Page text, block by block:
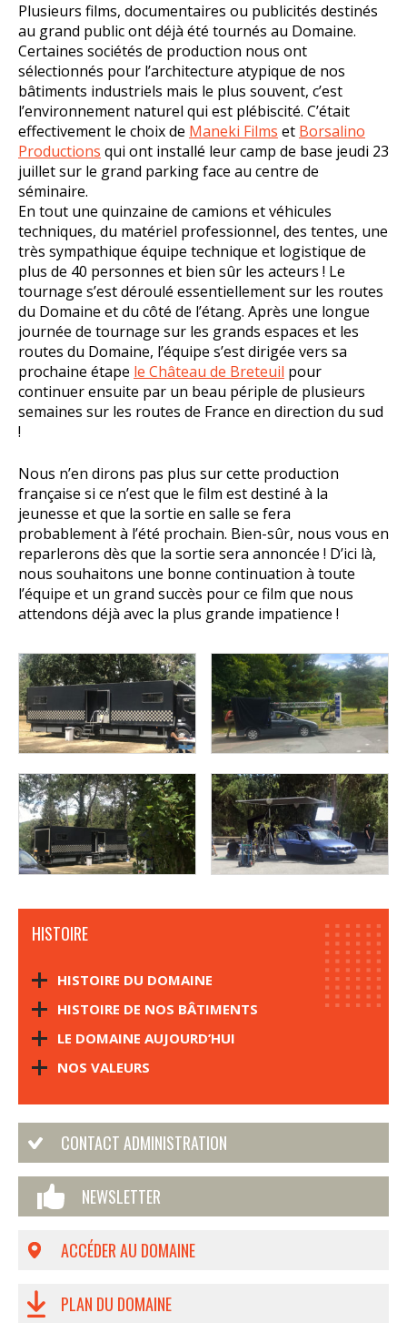
Plusieurs films, documentaires ou publicités destinés
au grand public ont déjà été tournés au Domaine.
Certaines sociétés de production nous ont
sélectionnés pour l’architecture atypique de nos
bâtiments industriels mais le plus souvent, c’est
l’environnement naturel qui est plébiscité. C’était
effectivement le choix de Maneki Films et Borsalino
Productions qui ont installé leur camp de base jeudi 23
juillet sur le grand parking face au centre de
séminaire.
En tout une quinzaine de camions et véhicules
techniques, du matériel professionnel, des tentes, une
très sympathique équipe technique et logistique de
plus de 40 personnes et bien sûr les acteurs ! Le
tournage s’est déroulé essentiellement sur les routes
du Domaine et du côté de l’étang. Après une longue
journée de tournage sur les grands espaces et les
routes du Domaine, l’équipe s’est dirigée vers sa
prochaine étape le Château de Breteuil pour
continuer ensuite par un beau périple de plusieurs
semaines sur les routes de France en direction du sud
!
Nous n’en dirons pas plus sur cette production
française si ce n’est que le film est destiné à la
jeunesse et que la sortie en salle se fera
probablement à l’été prochain. Bien-sûr, nous vous en
reparlerons dès que la sortie sera annoncée ! D’ici là,
nous souhaitons une bonne continuation à toute
l’équipe et un grand succès pour ce film que nous
attendons déjà avec la plus grande impatience !
HISTOIRE
HISTOIRE DU DOMAINE
HISTOIRE DE NOS BÂTIMENTS
LE DOMAINE AUJOURD’HUI
NOS VALEURS
CONTACT ADMINISTRATION
NEWSLETTER
ACCÉDER AU DOMAINE
PLAN DU DOMAINE